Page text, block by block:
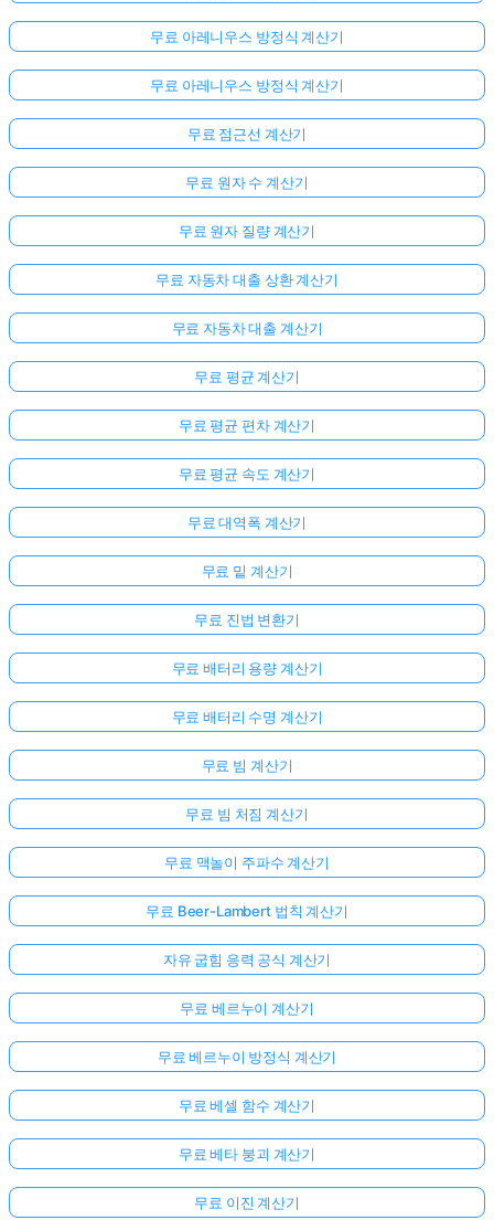
무료 아레니우스 방정식 계산기
무료 아레니우스 방정식 계산기
무료 점근선 계산기
무료 원자 수 계산기
무료 원자 질량 계산기
무료 자동차 대출 상환 계산기
무료 자동차 대출 계산기
무료 평균 계산기
무료 평균 편차 계산기
무료 평균 속도 계산기
무료 대역폭 계산기
무료 밑 계산기
무료 진법 변환기
무료 배터리 용량 계산기
무료 배터리 수명 계산기
무료 빔 계산기
무료 빔 처짐 계산기
무료 맥놀이 주파수 계산기
무료 Beer-Lambert 법칙 계산기
자유 굽힘 응력 공식 계산기
무료 베르누이 계산기
무료 베르누이 방정식 계산기
무료 베셀 함수 계산기
무료 베타 붕괴 계산기
무료 이진 계산기